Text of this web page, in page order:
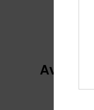
Avis